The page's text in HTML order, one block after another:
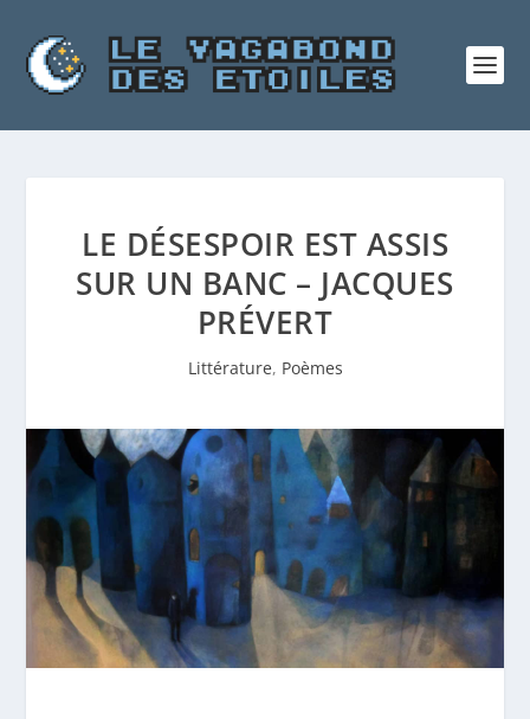
LE DÉSESPOIR EST ASSIS
SUR UN BANC – JACQUES
PRÉVERT
Littérature, Poèmes